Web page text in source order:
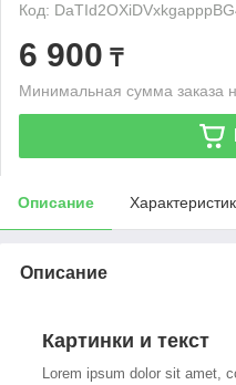
Код:
6 900 ₸
Минимальная сумма заказа
Описание
Описание
Картинки и текст
Lorem ipsum dolor sit amet,